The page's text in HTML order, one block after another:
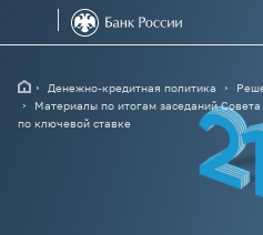
Денежно-кредитная политика
Материалы по итогам заседаний
по ключевой ставке